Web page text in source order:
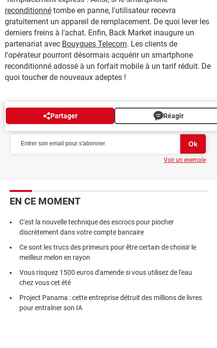
reconditionné tombe en panne, l'utilisateur recevra
gratuitement un appareil de remplacement. De quoi lever les
derniers freins à l'achat. Enfin, Back Market inaugure un
partenariat avec Bouygues Telecom. Les clients de
l'opérateur pourront désormais acquérir un smartphone
reconditionné adossé à un forfait mobile à un tarif réduit. De
quoi toucher de nouveaux adeptes !
Partager Réagir
NEWSLETTER
Voir un exemple
EN CE MOMENT
C'est la nouvelle technique des escrocs pour piocher
discrètement dans votre compte bancaire
Ce sont les trucs des primeurs pour être certain de choisir le
meilleur melon en rayon
Vous risquez 1500 euros d'amende si vous utilisez de l'eau
chez vous cet été
Project Panama : cette entreprise détruit des millions de livres
pour entraîner son IA